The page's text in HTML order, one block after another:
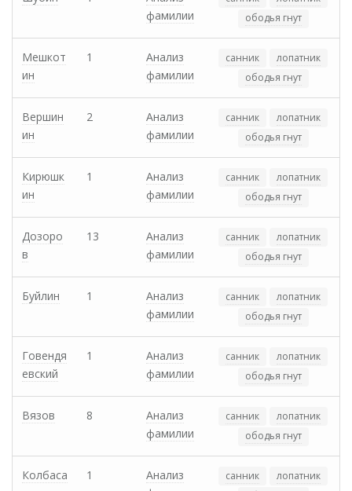
фамилии
ободья гнут
Мешкот
ин
1
Анализ
фамилии
санник
лопатник
ободья гнут
Вершин
ин
2
Анализ
фамилии
санник
лопатник
ободья гнут
Кирюшк
ин
1
Анализ
фамилии
санник
лопатник
ободья гнут
Дозоро
в
13
Анализ
фамилии
санник
лопатник
ободья гнут
Буйлин 1
Анализ
фамилии
санник
лопатник
ободья гнут
Говендя
евский
1
Анализ
фамилии
санник
лопатник
ободья гнут
Вязов 8
Анализ
фамилии
санник
лопатник
ободья гнут
Колбаса 1
Анализ
санник
лопатник